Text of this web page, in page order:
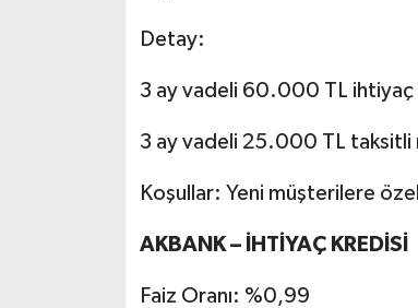
Detay:
3 ay vadeli 60.000 TL ihtiyaç
3 ay vadeli 25.000 TL taksitli
Koşullar: Yeni müşterilere özel
AKBANK – İHTİYAÇ KREDİSİ
Faiz Oranı: %0,99